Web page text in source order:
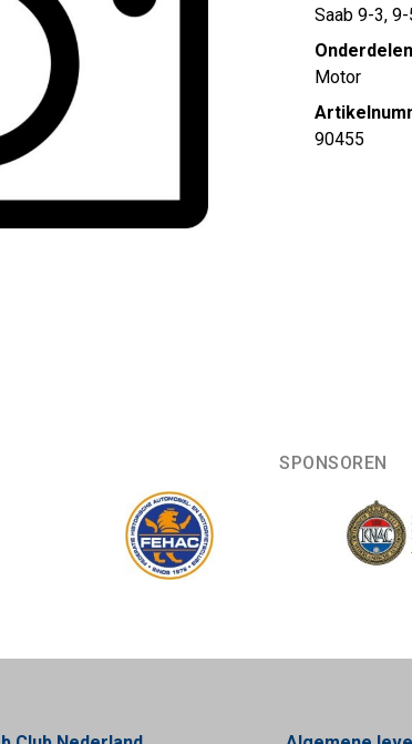
Saab 9-3, 9-
Motor
90455
SPONSOREN